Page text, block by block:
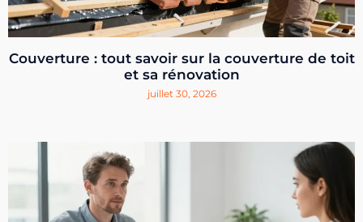
Couverture : tout savoir sur la couverture de toit
et sa rénovation
juillet 30, 2026